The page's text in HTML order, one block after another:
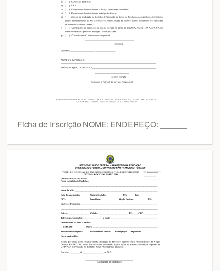
Ficha de Inscrição NOME: ENDEREÇO: ______